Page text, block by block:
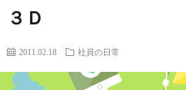
３Ｄ
2011.02.18 社員の日常